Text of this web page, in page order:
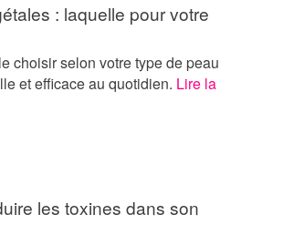
: laquelle pour votre
choisir selon votre type de peau
et efficace au quotidien. Lire la
les toxines dans son